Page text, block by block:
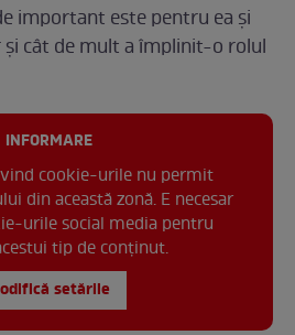
important este pentru ea și
cât de mult a împlinit-o rolul
INFORMARE
cookie-urile nu permit
din această zonă. E necesar
urile social media pentru
tip de conținut.
setările